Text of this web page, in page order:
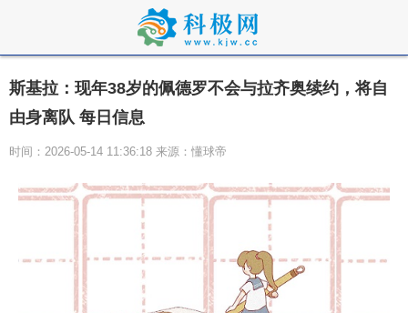
斯基拉：现年38岁的佩德罗不会与拉齐奥续约，将自
由身离队 每日信息
时间：2026-05-14 11:36:18 来源：懂球帝